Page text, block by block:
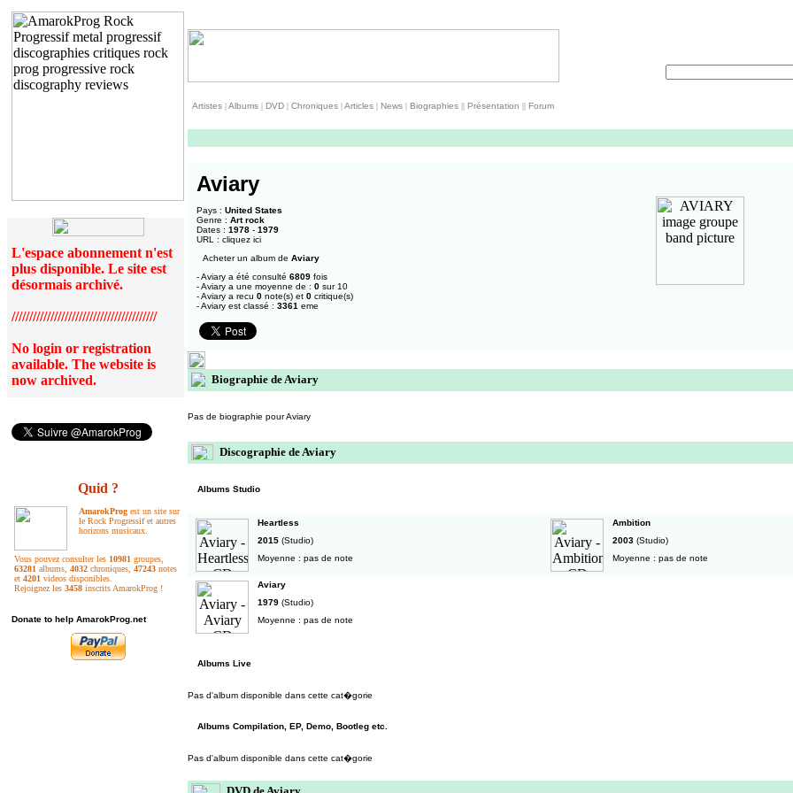
L'espace abonnement n'est
plus disponible. Le site est
désormais archivé.
/////////////////////////////////////////
No login or registration
available. The website is
now archived.
Quid ?
AmarokProg est un site sur
le Rock Progressif et autres
horizons musicaux.
Vous pouvez consulter les 10981 groupes,
63281 albums, 4032 chroniques, 47243 notes
et 4201 videos disponibles.
Rejoignez les 3458 inscrits AmarokProg !
Donate to help AmarokProg.net
Artistes |Albums | DVD | Chroniques |Articles | News | Biographies || Présentation || Forum
Aviary
Pays : United States
Genre : Art rock
Dates : 1978 - 1979
URL : cliquez ici
Acheter un album de Aviary
- Aviary a été consulté 6809 fois
- Aviary a une moyenne de : 0 sur 10
- Aviary a recu 0 note(s) et 0 critique(s)
- Aviary est classé : 3361 eme
Biographie de Aviary
Pas de biographie pour Aviary
Discographie de Aviary
Albums Studio
Heartless
2015 (Studio)
Moyenne : pas de note
Ambition
2003 (Studio)
Moyenne : pas de note
Aviary
1979 (Studio)
Moyenne : pas de note
Albums Live
Pas d'album disponible dans cette cat�gorie
Albums Compilation, EP, Demo, Bootleg etc.
Pas d'album disponible dans cette cat�gorie